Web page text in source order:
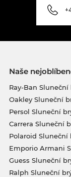
Naše
Ray-Ban Sluneční
Oakley Sluneční
Persol Sluneční
Carrera Sluneční
Polaroid Sluneční
Emporio Armani
Guess Sluneční
Ralph Sluneční